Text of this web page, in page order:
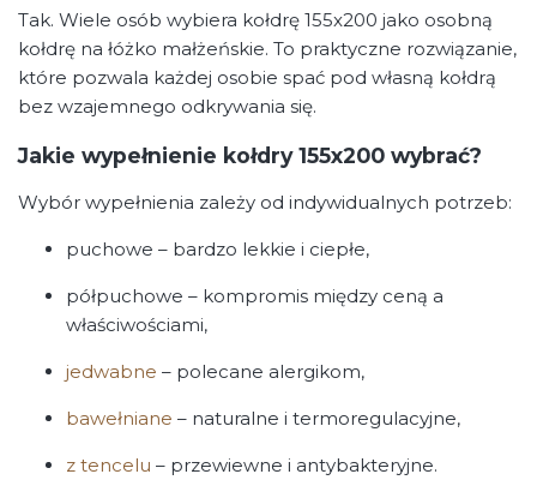
Tak. Wiele osób wybiera kołdrę 155x200 jako osobną
kołdrę na łóżko małżeńskie. To praktyczne rozwiązanie,
które pozwala każdej osobie spać pod własną kołdrą
bez wzajemnego odkrywania się.
Jakie wypełnienie kołdry 155x200 wybrać?
Wybór wypełnienia zależy od indywidualnych potrzeb:
puchowe – bardzo lekkie i ciepłe,
półpuchowe – kompromis między ceną a
właściwościami,
jedwabne – polecane alergikom,
bawełniane – naturalne i termoregulacyjne,
z tencelu – przewiewne i antybakteryjne.